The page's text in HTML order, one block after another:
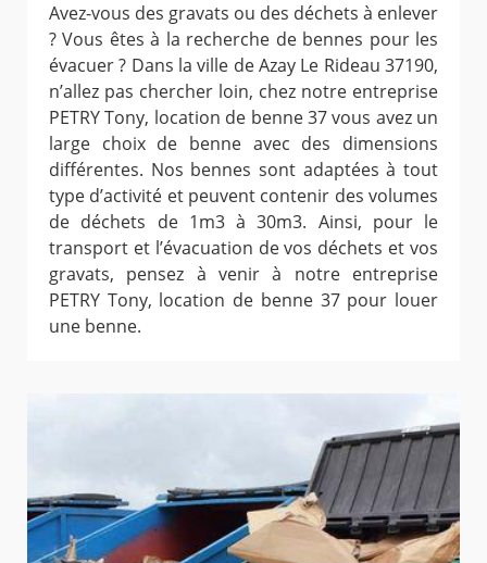
Avez-vous des gravats ou des déchets à enlever
? Vous êtes à la recherche de bennes pour les
évacuer ? Dans la ville de Azay Le Rideau 37190,
n’allez pas chercher loin, chez notre entreprise
PETRY Tony, location de benne 37 vous avez un
large choix de benne avec des dimensions
différentes. Nos bennes sont adaptées à tout
type d’activité et peuvent contenir des volumes
de déchets de 1m3 à 30m3. Ainsi, pour le
transport et l’évacuation de vos déchets et vos
gravats, pensez à venir à notre entreprise
PETRY Tony, location de benne 37 pour louer
une benne.